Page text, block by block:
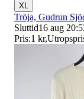
Ersättning
XL
Tröja, Gudrun
Sluttid16 aug
Pris:1 kr,